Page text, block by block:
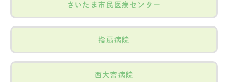
さいたま市民医療センター
指扇病院
西大宮病院